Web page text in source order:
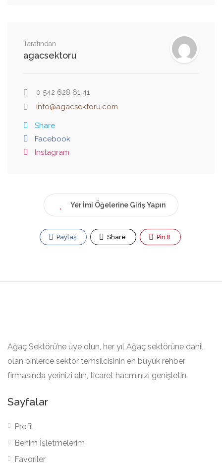
Tarafından
agacsektoru
0 542 628 61 41
info@agacsektoru.com
Share
Facebook
Instagram
Yer İmi Öğelerine Giriş Yapın
Paylaş Share Pin It
Ağaç Sektörü’ne üye olun, her yıl Ağaç sektörüne dahil
olan binlerce sektör temsilcisinin en büyük rehber
firmasında yerinizi alın, ticaret hacminizi genişletin.
Sayfalar
Profil
Benim İşletmelerim
Favoriler